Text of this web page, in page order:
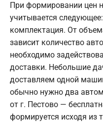
При формировании цен
учитывается
комплектация. От
зависит количество
необходимо
доставки. Небольшие
доставляем одной
обычно нужно два
от г. Пестово —
формируется исходя из